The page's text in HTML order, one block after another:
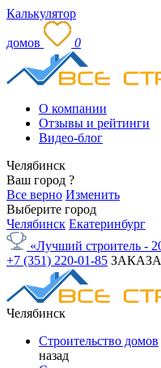
Калькулятор
домов 0
О компании
Отзывы и рейтинги
Видео-блог
Челябинск
Ваш город ?
Все верно Изменить
Выберите город
Челябинск Екатеринбург
«Лучший строитель -
+7 (351) 220-01-85
Челябинск
Строительство домов
назад